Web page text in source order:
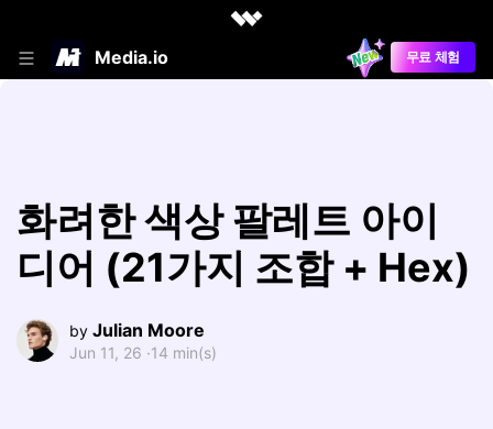
Media.io 무료 체험
화려한 색상 팔레트 아이
디어 (21가지 조합 + Hex)
by Julian Moore
Jun 11, 26 ·14 min(s)